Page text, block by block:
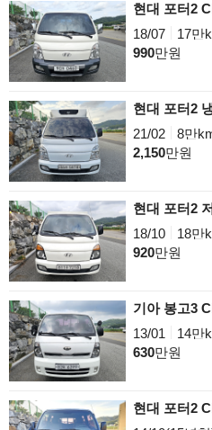
현대 포터2
18/07
17만
990만원
현대 포터2
21/02
8만
2,150만원
현대 포터2
18/10
18만
920만원
기아 봉고3
13/01
14만
630만원
현대 포터2